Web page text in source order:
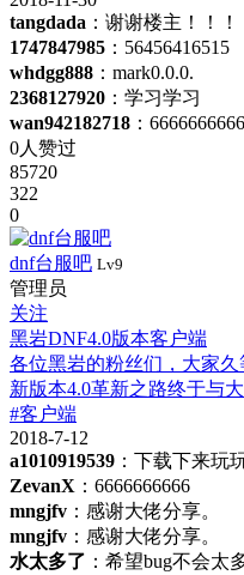
tangdada ：谢谢楼主！！！
1747847985 ：56456416515
whdgg888 ：mark0.0.0.
2368127920 ：学习学习
wan942182718 ：
0人赞过
85720
322
0
dnf台服吧 Lv9
管理员
关注
黑岩DNF4.0版本客户端
各位黑岩的粉丝们，大家
新版本4.0革新之路终于与
#客户端
2018-7-12
a1010919539 ：下载下来玩
ZevanX ：6666666666
mngjfv ：感谢大佬分享。
mngjfv ：感谢大佬分享。
水太多了 ：希望bug不会太